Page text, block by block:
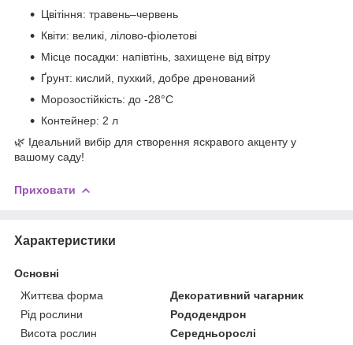
Цвітіння: травень–червень
Квіти: великі, лілово-фіолетові
Місце посадки: напівтінь, захищене від вітру
Ґрунт: кислий, пухкий, добре дренований
Морозостійкість: до -28°C
Контейнер: 2 л
🌿 Ідеальний вибір для створення яскравого акценту у
вашому саду!
Приховати
Характеристики
Основні
Життєва форма
Декоративний чагарник
Рід рослини
Рододендрон
Висота рослин
Середньорослі